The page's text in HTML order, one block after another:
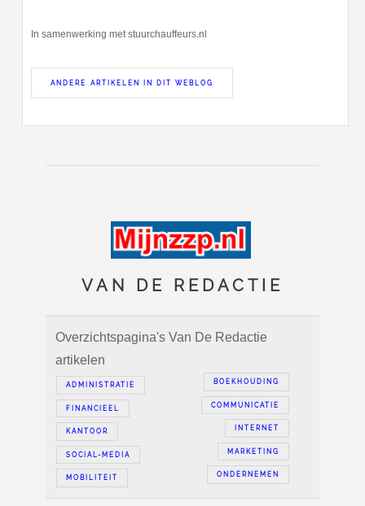
In samenwerking met stuurchauffeurs.nl
ANDERE ARTIKELEN IN DIT WEBLOG
VAN DE REDACTIE
Overzichtspagina's Van De Redactie
artikelen
BOEKHOUDING
ADMINISTRATIE
COMMUNICATIE
FINANCIEEL
INTERNET
KANTOOR
MARKETING
SOCIAL-MEDIA
ONDERNEMEN
MOBILITEIT